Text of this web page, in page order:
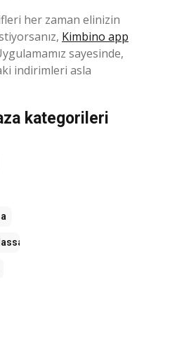
her zaman elinizin
Kimbino app
sayesinde,
indirimleri asla
kategorileri